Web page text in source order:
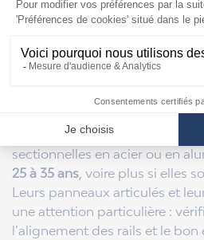
de basculement les rend
l’usure et la panne des pièces
lubrification régulière des
prolonger leur bon
Les portes sectionnelles
Très populaires pour leur
sectionnelles en acier ou en
25 à 35 ans , voire plus si elles
Leurs panneaux articulés et
une attention particulière :
l’alignement des rails et le bon